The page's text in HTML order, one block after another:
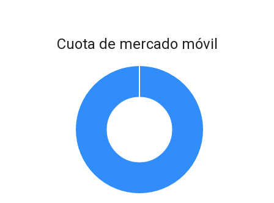
Cuota de mercado móvil